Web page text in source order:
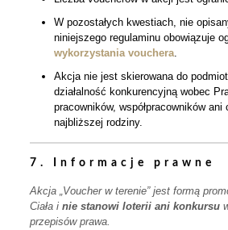
W pozostałych kwestiach, nie
niniejszego regulaminu obowiązuje
wykorzystania vouchera.
Akcja nie jest skierowana do
działalność konkurencyjną wobec
pracowników, współpracowników ani
najbliższej rodziny.
7. Informacje prawne
Akcja „Voucher w terenie” jest formą
Ciała i nie stanowi loterii ani konkursu
przepisów prawa.